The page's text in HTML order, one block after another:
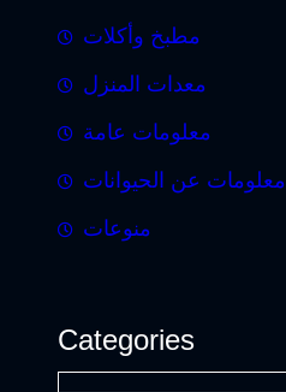
مطبخ وأكلات
معدات المنزل
معلومات عامة
معلومات عن الحيوانات
منوعات
Categories